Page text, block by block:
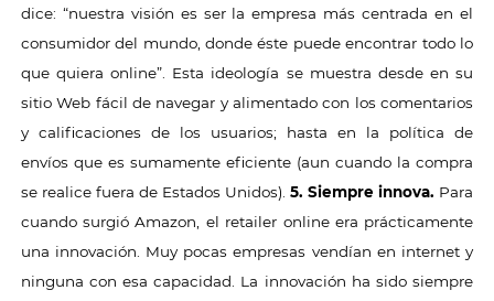
dice: “nuestra visión es ser la empresa más centrada en el
consumidor del mundo, donde éste puede encontrar todo lo
que quiera online”. Esta ideología se muestra desde en su
sitio Web fácil de navegar y alimentado con los comentarios
y calificaciones de los usuarios; hasta en la política de
envíos que es sumamente eficiente (aun cuando la compra
se realice fuera de Estados Unidos).5. Siempre innova. Para
cuando surgió Amazon, el retailer online era prácticamente
una innovación. Muy pocas empresas vendían en internet y
ninguna con esa capacidad. La innovación ha sido siempre